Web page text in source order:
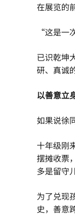
在展览的
“这是一
已识乾坤
研、真诚
以善意立
如果说徐
十年级刚
摆摊收票
多是留守
为了兑现
史，善意